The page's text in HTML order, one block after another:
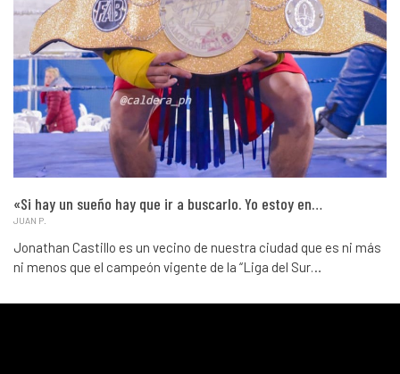
«Si hay un sueño hay que ir a buscarlo. Yo estoy en…
JUAN P.
Jonathan Castillo es un vecino de nuestra ciudad que es ni más
ni menos que el campeón vigente de la “Liga del Sur…